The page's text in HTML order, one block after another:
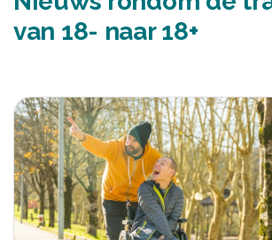
van 18- naar 18+